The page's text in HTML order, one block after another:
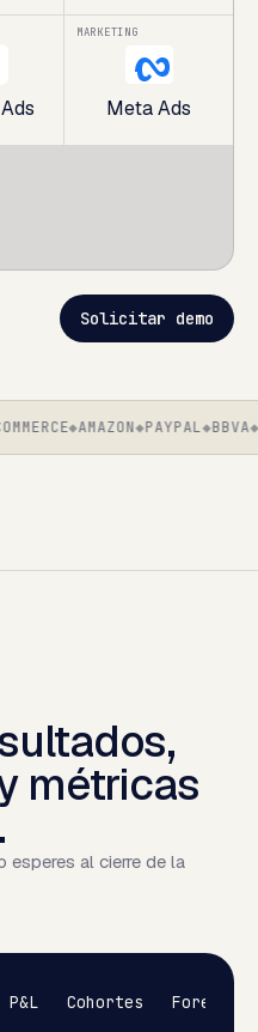
MARKETING
Meta Ads
Solicitar demo
AMAZON PAYPAL BBVA
métricas
esperes al cierre de la
P&L Cohortes Forecast